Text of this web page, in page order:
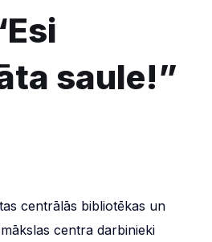
saule!”
centrālās bibliotēkas un
centra darbinieki